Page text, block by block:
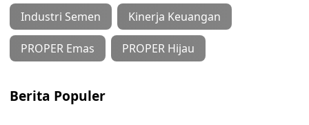
Industri Semen Kinerja Keuangan
PROPER Emas PROPER Hijau
Berita Populer